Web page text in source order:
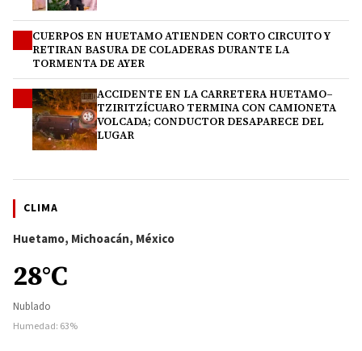
CUERPOS EN HUETAMO ATIENDEN CORTO CIRCUITO Y
RETIRAN BASURA DE COLADERAS DURANTE LA
TORMENTA DE AYER
ACCIDENTE EN LA CARRETERA HUETAMO–
TZIRITZÍCUARO TERMINA CON CAMIONETA
VOLCADA; CONDUCTOR DESAPARECE DEL
LUGAR
CLIMA
Huetamo, Michoacán, México
28°C
Nublado
Humedad: 63%